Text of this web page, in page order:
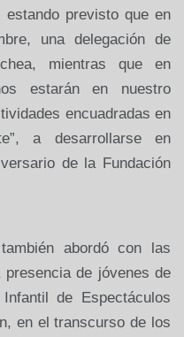
estando previsto que en
una delegación de
mientras que en
estarán en nuestro
encuadradas en
a desarrollarse en
de la Fundación
abordó con las
de jóvenes de
de Espectáculos
en el transcurso de los